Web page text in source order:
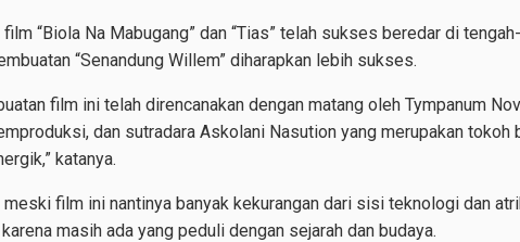
film “Biola Na Mabugang” dan “Tias” telah sukses beredar di
“Senandung Willem” diharapkan lebih sukses.
film ini telah direncanakan dengan matang oleh Tympanum
dan sutradara Askolani Nasution yang merupakan tokoh
katanya.
meski film ini nantinya banyak kekurangan dari sisi teknologi dan
masih ada yang peduli dengan sejarah dan budaya.